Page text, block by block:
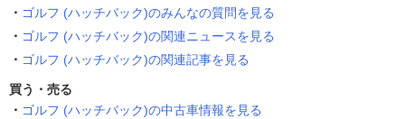
ゴルフ (ハッチバック)のみんなの質問を見る
ゴルフ (ハッチバック)の関連ニュースを見る
ゴルフ (ハッチバック)の関連記事を見る
買う・売る
ゴルフ (ハッチバック)の中古車情報を見る